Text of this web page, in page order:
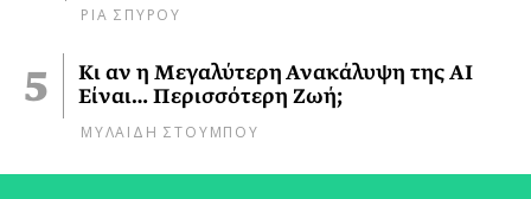
ΡΙΑ ΣΠΥΡΟΥ
Κι αν η Μεγαλύτερη Ανακάλυψη της AI
Είναι… Περισσότερη Ζωή;
ΜΥΛΑΙΔΗ ΣΤΟΥΜΠΟΥ